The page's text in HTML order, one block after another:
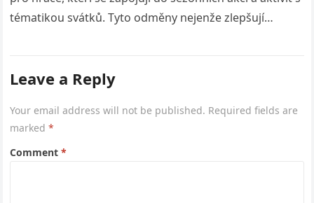
tématikou svátků. Tyto odměny nejenže zlepšují
Leave a Reply
Your email address will not be published. Required fields are
marked*
Comment*